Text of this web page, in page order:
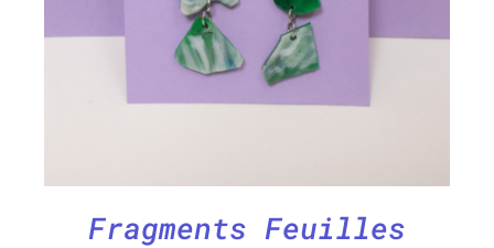
Fragments Feuilles